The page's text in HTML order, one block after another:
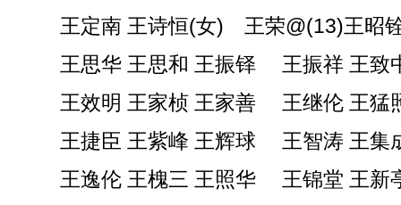
王定南 王诗恒(女) 王荣@(13)王昭
王思华 王思和 王振铎 王振祥 王致
王效明 王家桢 王家善 王继伦 王猛
王捷臣 王紫峰 王辉球 王智涛 王集
王逸伦 王槐三 王照华 王锦堂 王新